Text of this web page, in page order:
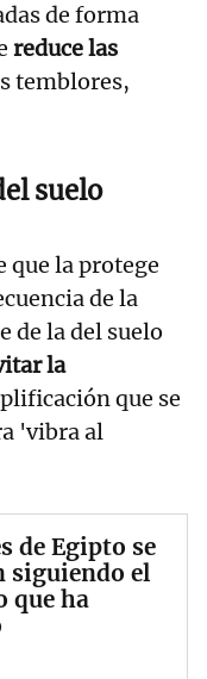
de forma
reduce las
temblores,
suelo
la protege
de la
de la del suelo
la
que se
'vibra al
de Egipto se
siguiendo el
que ha